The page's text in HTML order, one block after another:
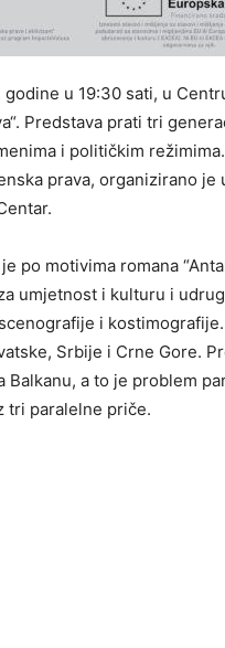
u 19:30 sati, u
Predstava prati tri
i političkim
prava, organizirano
je po motivima romana
umjetnost i kulturu i
i
Srbije i Crne Gore.
Balkanu, a to je problem
tri paralelne priče.